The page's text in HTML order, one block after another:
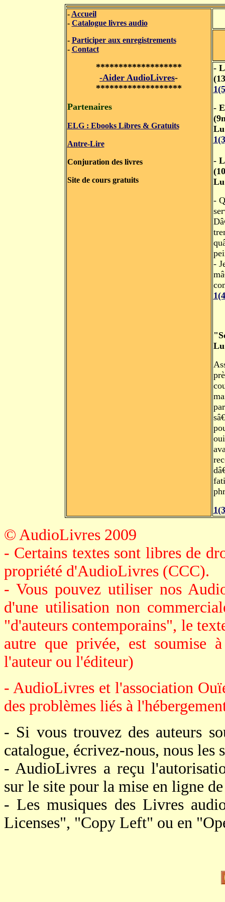
- Accueil
- Catalogue livres audio
- Participer aux enregistrements
- Contact
*******************
-Aider AudioLivres-
*******************
Partenaires
ELG : Ebooks Libres & Gratuits
Antre-Lire
Conjuration des livres
Site de cours gratuits
-
-
-
-
-
© AudioLivres 2009
- Certains textes sont libres de
propriété d'AudioLivres (CCC).
- Vous pouvez utiliser nos
d'une utilisation non
"d'auteurs contemporains", le
autre que privée, est soumise
l'auteur ou l'éditeur)
- AudioLivres et l'association
des problèmes liés à
- Si vous trouvez des auteurs
catalogue, écrivez-nous, nous
- AudioLivres a reçu
sur le site pour la mise en ligne
- Les musiques des Livres
Licenses", "Copy Left" ou en